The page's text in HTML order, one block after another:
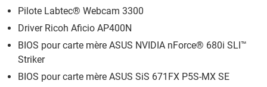
Pilote Labtec® Webcam 3300
Driver Ricoh Aficio AP400N
BIOS pour carte mère ASUS NVIDIA nForce® 680i SLI™
Striker
BIOS pour carte mère ASUS SiS 671FX P5S-MX SE